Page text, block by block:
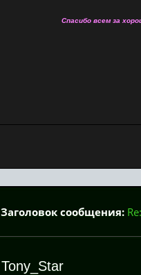
Спасибо всем за
Заголовок сообщения:
Tony_Star